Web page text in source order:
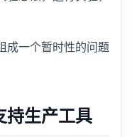
成一个暂时性的问题
生产工具